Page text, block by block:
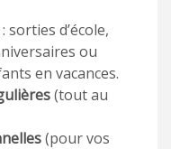
d’école,
ou
en vacances.
(tout au
(pour vos